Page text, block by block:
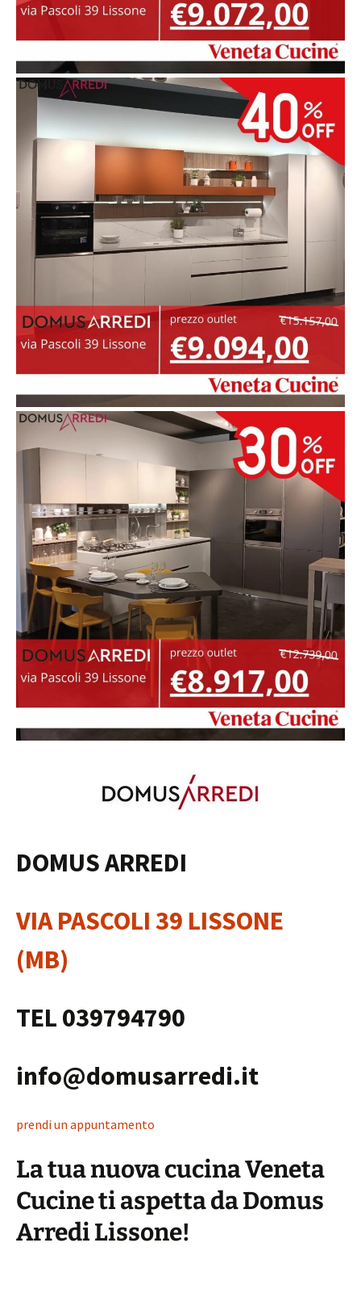
DOMUS ARREDI
VIA PASCOLI 39 LISSONE
(MB)
TEL 039794790
info@domusarredi.it
prendi un appuntamento
La tua nuova cucina Veneta
Cucine ti aspetta da Domus
Arredi Lissone!